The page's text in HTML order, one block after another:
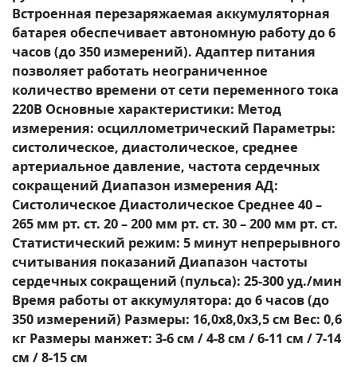
Встроенная перезаряжаемая аккумуляторная
батарея обеспечивает автономную работу до 6
часов (до 350 измерений). Адаптер питания
позволяет работать неограниченное
количество времени от сети переменного тока
220В Основные характеристики: Метод
измерения: осциллометрический Параметры:
систолическое, диастолическое, среднее
артериальное давление, частота сердечных
сокращений Диапазон измерения АД:
Систолическое Диастолическое Среднее 40 –
265 мм рт. ст. 20 – 200 мм рт. ст. 30 – 200 мм рт. ст.
Статистический режим: 5 минут непрерывного
считывания показаний Диапазон частоты
сердечных сокращений (пульса): 25-300 уд./мин
Время работы от аккумулятора: до 6 часов (до
350 измерений) Размеры: 16,0х8,0х3,5 см Вес: 0,6
кг Размеры манжет: 3-6 см / 4-8 см / 6-11 см / 7-14
см / 8-15 см